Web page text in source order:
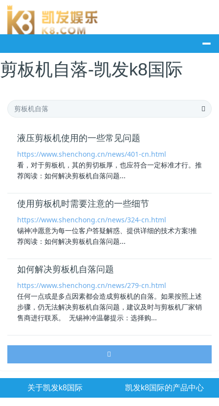
剪板机自落-凯发k8国际
液压剪板机使用的一些常见问题
https://www.shenchong.cn/news/401-cn.html
看，对于剪板机，其的剪切板厚，也应符合一定标准才行。推
荐阅读：如何解决剪板机自落问题...
使用剪板机时需要注意的一些细节
https://www.shenchong.cn/news/324-cn.html
锡神冲愿意为每一位客户答疑解惑、提供详细的技术方案!推
荐阅读：如何解决剪板机自落问题...
如何解决剪板机自落问题
https://www.shenchong.cn/news/279-cn.html
任何一点或是多点因素都会造成剪板机的自落。如果按照上述
步骤，仍无法解决剪板机自落问题，建议及时与剪板机厂家销
售商进行联系。 无锡神冲温馨提示：选择购...
关于凯发k8国际 凯发k8国际的产品中心